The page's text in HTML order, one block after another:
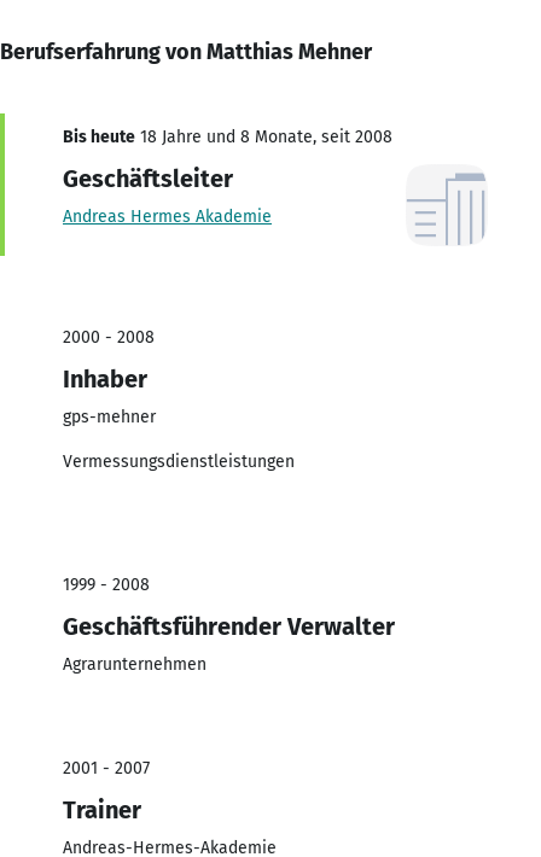
Berufserfahrung von Matthias Mehner
Bis heute 18 Jahre und 8 Monate, seit 2008
Geschäftsleiter
Andreas Hermes Akademie
2000 - 2008
Inhaber
gps-mehner
Vermessungsdienstleistungen
1999 - 2008
Geschäftsführender Verwalter
Agrarunternehmen
2001 - 2007
Trainer
Andreas-Hermes-Akademie